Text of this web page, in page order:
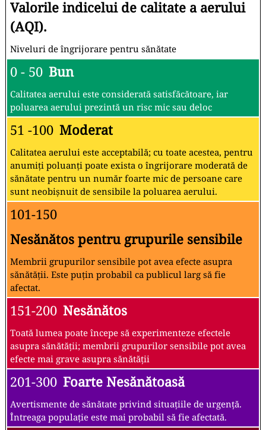
Valorile indicelui de calitate a aerului
(AQI).
Niveluri de îngrijorare pentru sănătate
0 - 50 Bun
Calitatea aerului este considerată satisfăcătoare, iar
poluarea aerului prezintă un risc mic sau deloc
51 -100 Moderat
Calitatea aerului este acceptabilă; cu toate acestea, pentru
anumiți poluanți poate exista o îngrijorare moderată de
sănătate pentru un număr foarte mic de persoane care
sunt neobișnuit de sensibile la poluarea aerului.
101-150
Nesănătos pentru grupurile sensibile
Membrii grupurilor sensibile pot avea efecte asupra
sănătății. Este puțin probabil ca publicul larg să fie
afectat.
151-200 Nesănătos
Toată lumea poate începe să experimenteze efectele
asupra sănătății; membrii grupurilor sensibile pot avea
efecte mai grave asupra sănătății
201-300 Foarte Nesănătoasă
Avertismente de sănătate privind situațiile de urgență.
Întreaga populație este mai probabil să fie afectată.